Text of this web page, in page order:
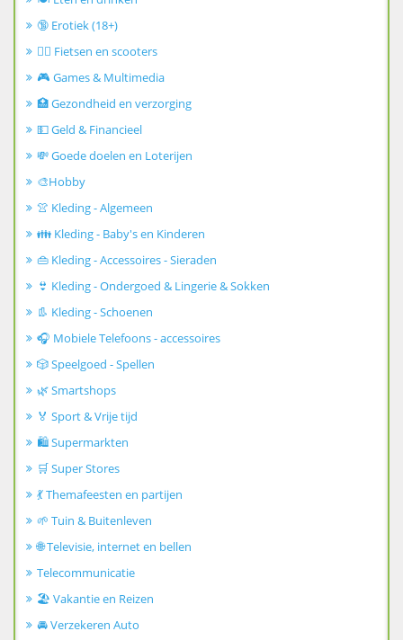
🔞 Erotiek (18+)
🚴‍♂️ Fietsen en scooters
🎮 Games & Multimedia
🏥 Gezondheid en verzorging
💵 Geld & Financieel
💸 Goede doelen en Loterijen
🎨Hobby
👚 Kleding - Algemeen
👪 Kleding - Baby's en Kinderen
👜 Kleding - Accessoires - Sieraden
👙 Kleding - Ondergoed & Lingerie & Sokken
👢 Kleding - Schoenen
🎧 Mobiele Telefoons - accessoires
🎲 Speelgoed - Spellen
🌿 Smartshops
🏅 Sport & Vrije tijd
🛍️ Supermarkten
🛒 Super Stores
💃 Themafeesten en partijen
🌱 Tuin & Buitenleven
🌐 Televisie, internet en bellen
Telecommunicatie
🏖️ Vakantie en Reizen
🚘 Verzekeren Auto